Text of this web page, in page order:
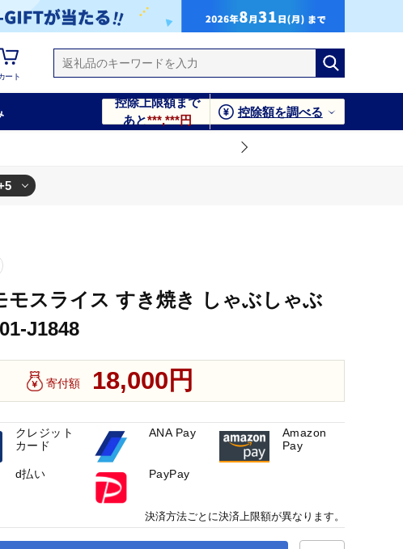
ート
控除上限額まで
あと***,***円
控除額を調べる
モスライス すき焼き しゃぶしゃぶ
J1848
寄付額 18,000円
クレジット
カード
ANA Pay
Amazon
Pay
d払い PayPay
決済方法ごとに決済上限額が異なります。